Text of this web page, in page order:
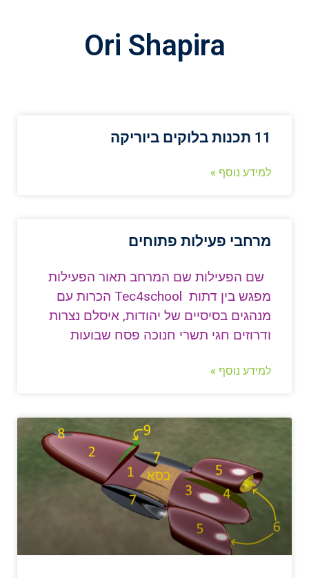
Ori Shapira
11 תכנות בלוקים ביוריקה
למידע נוסף »
מרחבי פעילות פתוחים
שם הפעילות שם המרחב תאור הפעילות
מפגש בין דתות Tec4school הכרות עם
מנהגים בסיסיים של יהודות, איסלם נצרות
ודרוזים חגי תשרי חנוכה פסח שבועות
למידע נוסף »